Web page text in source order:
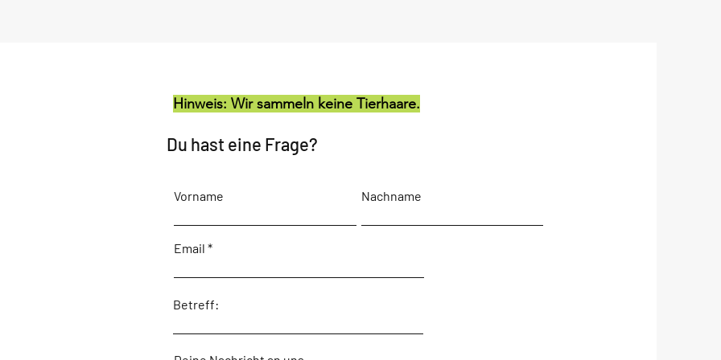
Hinweis: Wir sammeln keine Tierhaare.
Du hast eine Frage?
Vorname Nachname
Email
Betreff: